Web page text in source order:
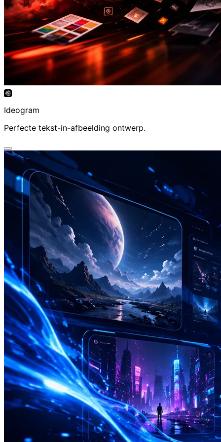
Ideogram AI Video Generator
Perfecte tekst-in-afbeelding ontwerp.
Ideogram
Perfecte tekst-in-afbeelding ontwerp.